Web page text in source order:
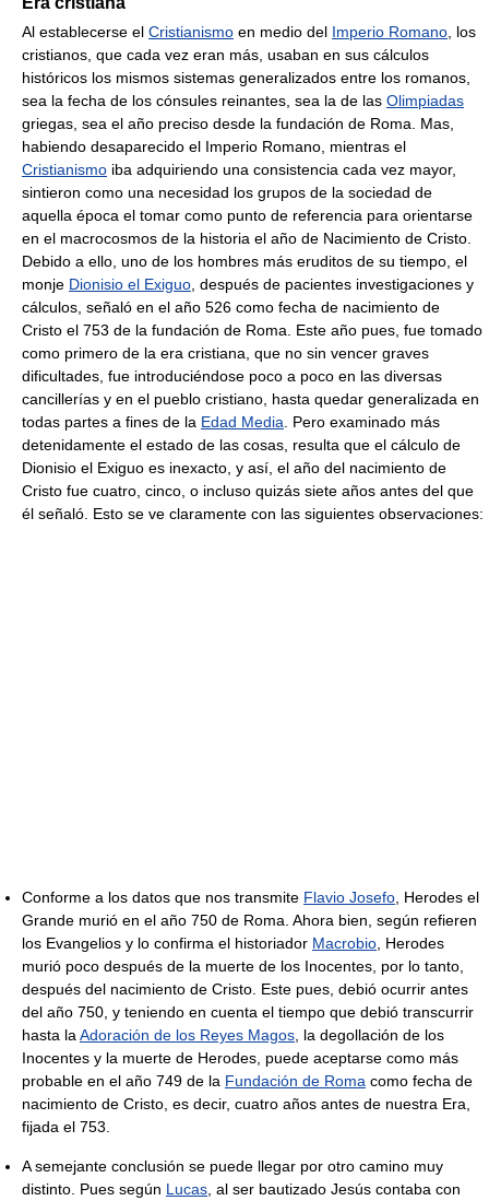
Al establecerse el Cristianismo en medio del Imperio Romano , los
cristianos, que cada vez eran más, usaban en sus cálculos
históricos los mismos sistemas generalizados entre los romanos,
sea la fecha de los cónsules reinantes, sea la de las Olimpiadas
griegas, sea el año preciso desde la fundación de Roma. Mas,
habiendo desaparecido el Imperio Romano, mientras el
Cristianismo iba adquiriendo una consistencia cada vez mayor,
sintieron como una necesidad los grupos de la sociedad de
aquella época el tomar como punto de referencia para orientarse
en el macrocosmos de la historia el año de Nacimiento de Cristo.
Debido a ello, uno de los hombres más eruditos de su tiempo, el
monje Dionisio el Exiguo , después de pacientes investigaciones y
cálculos, señaló en el año 526 como fecha de nacimiento de
Cristo el 753 de la fundación de Roma. Este año pues, fue tomado
como primero de la era cristiana, que no sin vencer graves
dificultades, fue introduciéndose poco a poco en las diversas
cancillerías y en el pueblo cristiano, hasta quedar generalizada en
todas partes a fines de la Edad Media . Pero examinado más
detenidamente el estado de las cosas, resulta que el cálculo de
Dionisio el Exiguo es inexacto, y así, el año del nacimiento de
Cristo fue cuatro, cinco, o incluso quizás siete años antes del que
él señaló. Esto se ve claramente con las siguientes observaciones:
Conforme a los datos que nos transmite Flavio Josefo , Herodes el
Grande murió en el año 750 de Roma. Ahora bien, según refieren
los Evangelios y lo confirma el historiador Macrobio , Herodes
murió poco después de la muerte de los Inocentes, por lo tanto,
después del nacimiento de Cristo. Este pues, debió ocurrir antes
del año 750, y teniendo en cuenta el tiempo que debió transcurrir
hasta la Adoración de los Reyes Magos , la degollación de los
Inocentes y la muerte de Herodes, puede aceptarse como más
probable en el año 749 de la Fundación de Roma como fecha de
nacimiento de Cristo, es decir, cuatro años antes de nuestra Era,
fijada el 753.
A semejante conclusión se puede llegar por otro camino muy
distinto. Pues según Lucas , al ser bautizado Jesús contaba con